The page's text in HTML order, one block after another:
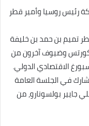
رئيس روسيا وأمير قطر
تميم بن حمد بن خليفة
كورتس وضيوف آخرون من
الاقتصادي الدولي.
في الجلسة العامة
جايير بولسونارو، من